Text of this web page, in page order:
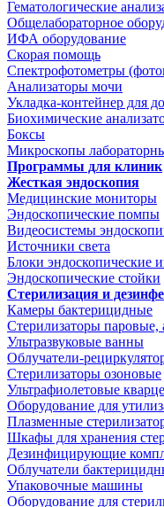
Гематологические
Общелабораторное
ИФА оборудование
Скорая помощь
Спектрофотометры
Анализаторы мочи
Укладка-контейнер для
Биохимические
Боксы
Микроскопы
Программы для клиник
Жесткая эндоскопия
Медицинские мониторы
Эндоскопические помпы
Видеосистемы
Источники света
Блоки эндоскопические
Эндоскопические стойки
Стерилизация и
Камеры бактерицидные
Стерилизаторы паровые,
Ультразвуковые ванны
Облучатели-
Стерилизаторы озоновые
Ультрафиолетовые
Оборудование для
Плазменные
Шкафы для хранения
Дезинфицирующие
Облучатели
Упаковочные машины
Оборудование для